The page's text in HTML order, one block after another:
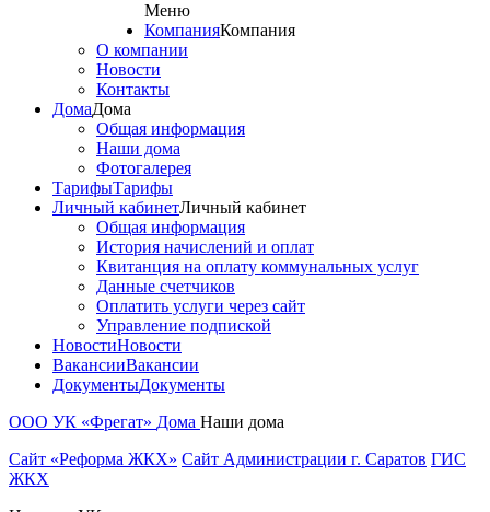
Меню
КомпанияКомпания
О компании
Новости
Контакты
ДомаДома
Общая информация
Наши дома
Фотогалерея
ТарифыТарифы
Личный кабинетЛичный кабинет
Общая информация
История начислений и оплат
Квитанция на оплату коммунальных услуг
Данные счетчиков
Оплатить услуги через сайт
Управление подпиской
НовостиНовости
ВакансииВакансии
ДокументыДокументы
ООО УК «Фрегат» Дома Наши дома
Сайт «Реформа ЖКХ» Сайт Администрации г. Саратов ГИС
ЖКХ